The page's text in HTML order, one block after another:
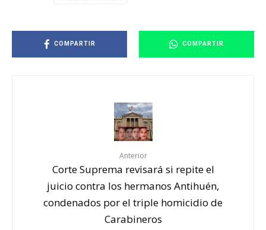
COMPARTIR COMPARTIR
Anterior
Corte Suprema revisará si repite el
juicio contra los hermanos Antihuén,
condenados por el triple homicidio de
Carabineros